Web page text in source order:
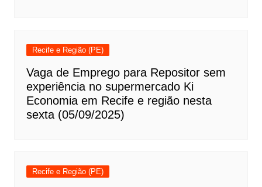
Recife e Região (PE)
Vaga de Emprego para Repositor sem
experiência no supermercado Ki
Economia em Recife e região nesta
sexta (05/09/2025)
Recife e Região (PE)